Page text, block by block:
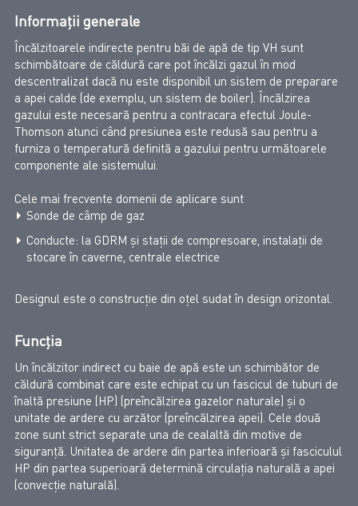
Informații generale
Încălzitoarele indirecte pentru băi de apă de tip VH sunt
schimbătoare de căldură care pot încălzi gazul în mod
descentralizat dacă nu este disponibil un sistem de preparare
a apei calde (de exemplu, un sistem de boiler). Încălzirea
gazului este necesară pentru a contracara efectul Joule-
Thomson atunci când presiunea este redusă sau pentru a
furniza o temperatură definită a gazului pentru următoarele
componente ale sistemului.
Cele mai frecvente domenii de aplicare sunt
Sonde de câmp de gaz
Conducte: la GDRM și stații de compresoare, instalații de
stocare în caverne, centrale electrice
Designul este o construcție din oțel sudat în design orizontal.
Funcția
Un încălzitor indirect cu baie de apă este un schimbător de
căldură combinat care este echipat cu un fascicul de tuburi de
înaltă presiune (HP) (preîncălzirea gazelor naturale) și o
unitate de ardere cu arzător (preîncălzirea apei). Cele două
zone sunt strict separate una de cealaltă din motive de
siguranță. Unitatea de ardere din partea inferioară și fasciculul
HP din partea superioară determină circulația naturală a apei
(convecție naturală).